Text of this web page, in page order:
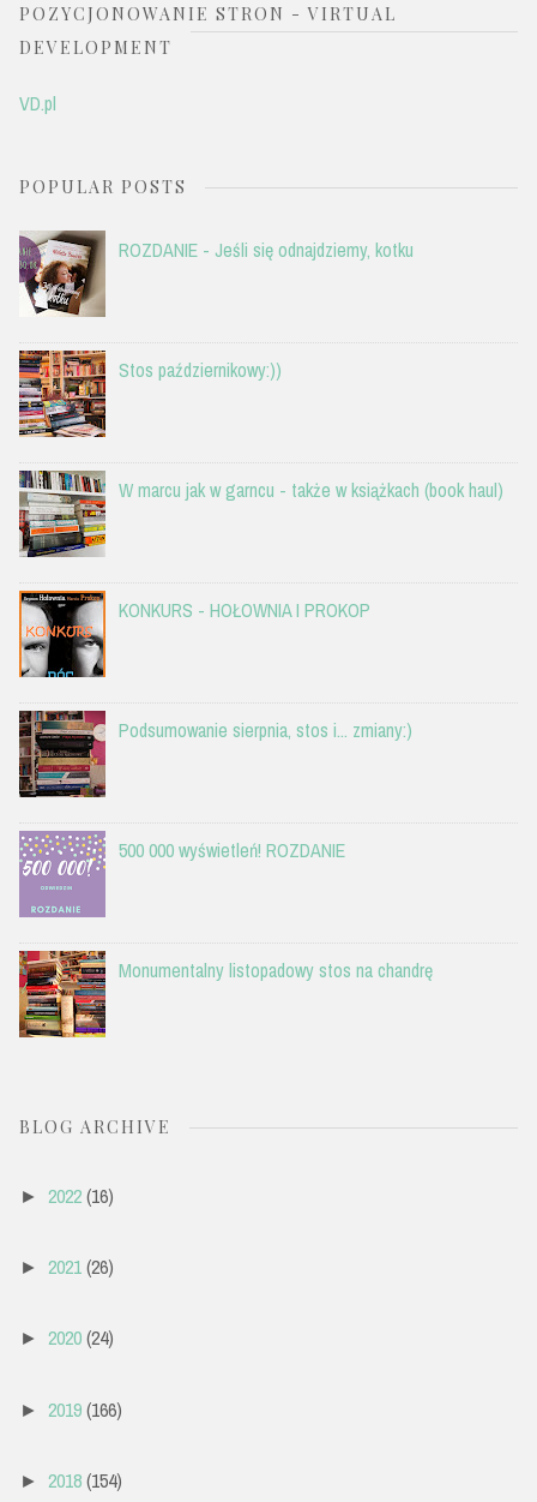
POZYCJONOWANIE STRON - VIRTUAL
DEVELOPMENT
VD.pl
POPULAR POSTS
ROZDANIE - Jeśli się odnajdziemy, kotku
Stos październikowy:))
W marcu jak w garncu - także w książkach (book haul)
KONKURS - HOŁOWNIA I PROKOP
Podsumowanie sierpnia, stos i... zmiany:)
500 000 wyświetleń! ROZDANIE
Monumentalny listopadowy stos na chandrę
BLOG ARCHIVE
► 2022(16)
► 2021(26)
► 2020(24)
► 2019(166)
► 2018(154)